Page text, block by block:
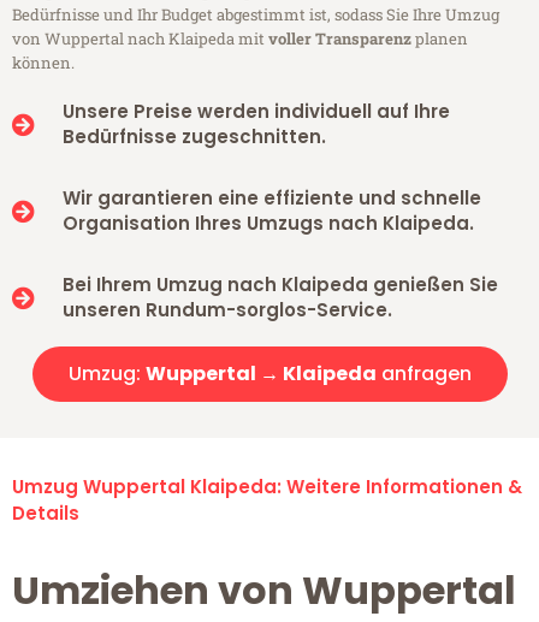
Bedürfnisse und Ihr Budget abgestimmt ist, sodass Sie Ihre Umzug
von Wuppertal nach Klaipeda mitvoller Transparenzplanen
können.
Unsere Preise werden individuell auf Ihre
Bedürfnisse zugeschnitten.
Wir garantieren eine effiziente und schnelle
Organisation Ihres Umzugs nach Klaipeda.
Bei Ihrem Umzug nach Klaipeda genießen Sie
unseren Rundum-sorglos-Service.
Umzug: Wuppertal → Klaipeda anfragen
Umzug Wuppertal Klaipeda: Weitere Informationen &
Details
Umziehen von Wuppertal